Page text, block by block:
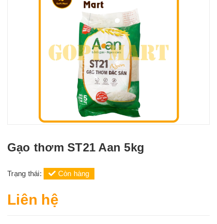
Gạo thơm ST21 Aan 5kg
Trạng thái: Còn hàng
Liên hệ